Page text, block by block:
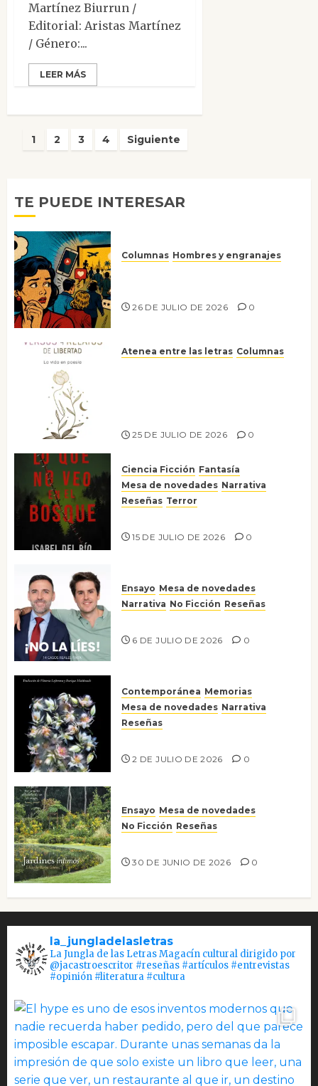
Martínez Biurrun /
Editorial: Aristas Martínez
/ Género:...
LEER MÁS
Paginación
1 2 3 4 Siguiente
TE PUEDE INTERESAR
Columnas Hombres y engranajes
26 DE JULIO DE 2026 0
Atenea entre las letras Columnas
25 DE JULIO DE 2026 0
Ciencia Ficción Fantasía
Mesa de novedades Narrativa
Reseñas Terror
15 DE JULIO DE 2026 0
Ensayo Mesa de novedades
Narrativa No Ficción Reseñas
6 DE JULIO DE 2026 0
Contemporánea Memorias
Mesa de novedades Narrativa
Reseñas
2 DE JULIO DE 2026 0
Ensayo Mesa de novedades
No Ficción Reseñas
30 DE JUNIO DE 2026 0
la_jungladelasletras
La Jungla de las Letras Magacín cultural dirigido por
@jacastroescritor #reseñas #artículos #entrevistas
#opinión #literatura #cultura